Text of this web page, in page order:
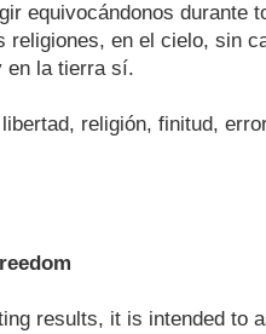
equivocándonos durante
religiones, en el cielo, sin
en la tierra sí.
libertad, religión, finitud,
results, it is intended to